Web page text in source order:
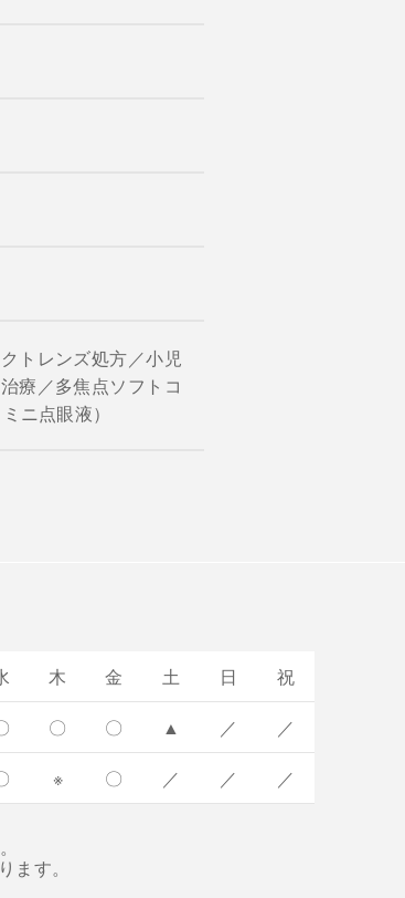
トレンズ処方／小児
療／多焦点ソフトコ
ニ点眼液）
木 金 土 日
祝
〇 〇 ▲ ／
／
※ 〇 ／ ／
／
す。